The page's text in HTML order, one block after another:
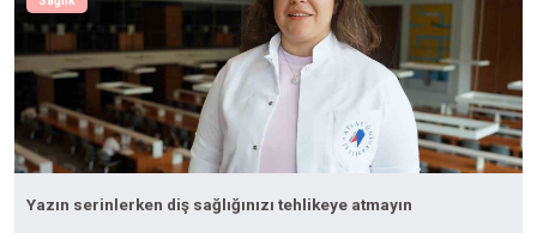
Yazın serinlerken diş sağlığınızı tehlikeye atmayın